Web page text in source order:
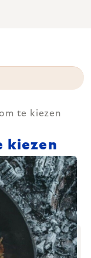
te kiezen
kiezen